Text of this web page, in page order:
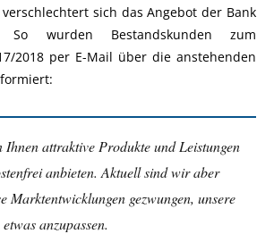
sich das Angebot der Bank
So wurden Bestandskunden zum
2018 per E-Mail über die anstehenden
Ihnen attraktive Produkte und Leistungen
anbieten. Aktuell sind wir aber
Marktentwicklungen gezwungen, unsere
anzupassen.